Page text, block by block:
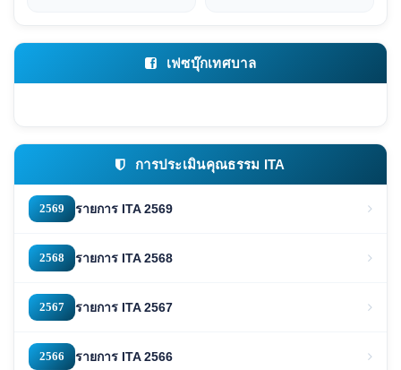
เฟซบุ๊กเทศบาล
การประเมินคุณธรรม ITA
2569 รายการ ITA 2569
2568 รายการ ITA 2568
2567 รายการ ITA 2567
2566 รายการ ITA 2566